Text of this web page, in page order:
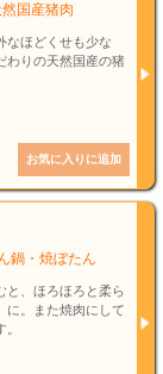
国産猪肉
なほどくせも少な
わりの天然国産の猪
鍋・焼ぼたん
と、ほろほろと柔ら
に。また焼肉にして